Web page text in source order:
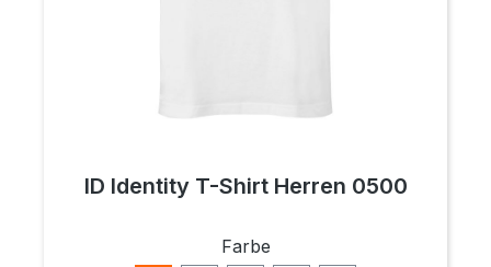
ID Identity T-Shirt Herren 0500
Farbeauswählen